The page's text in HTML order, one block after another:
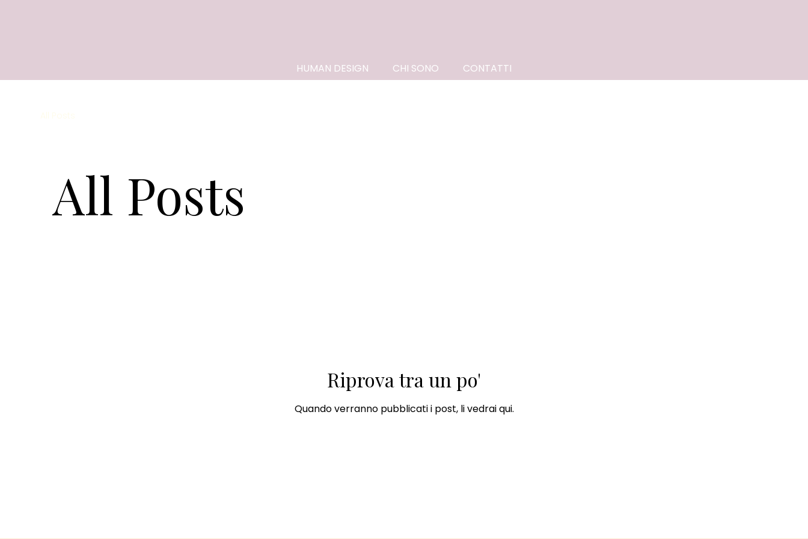
HUMAN DESIGN CHI SONO CONTATTI
All Posts
Riprova tra un po'
Quando verranno pubblicati i post, li vedrai qui.